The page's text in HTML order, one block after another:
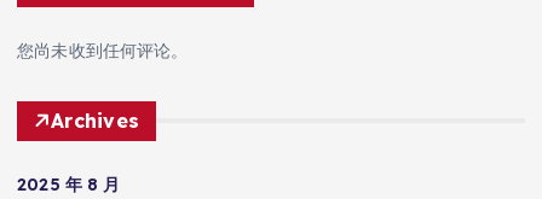
您尚未收到任何评论。
Archives
2025 年 8 月